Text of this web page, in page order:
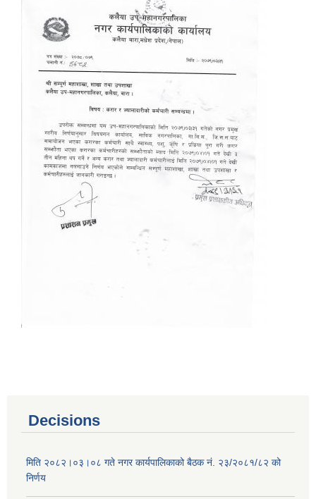
Decisions
मिति २०८२।०३।०८ गते नगर कार्यपालिकाको बैठक नं. २३/२०८१/८२ को
निर्णय